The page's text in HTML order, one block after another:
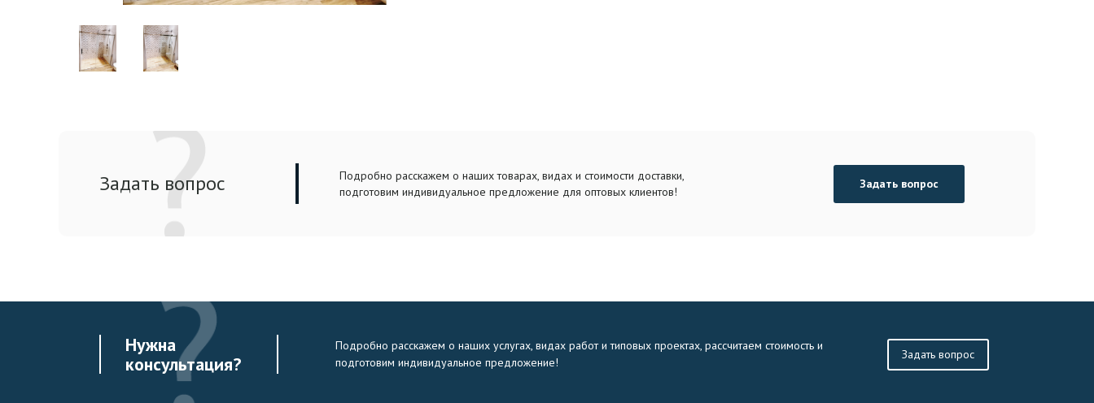
Задать вопрос
Подробно расскажем о наших товарах, видах и стоимости доставки,
подготовим индивидуальное предложение для оптовых клиентов!
Задать вопрос
Нужна
консультация?
Подробно расскажем о наших услугах, видах работ и типовых проектах, рассчитаем стоимость и
подготовим индивидуальное предложение!
Задать вопрос